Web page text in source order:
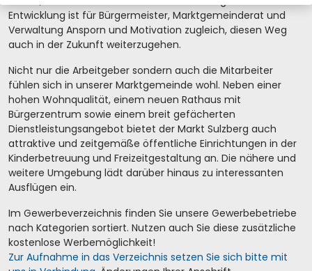
Entwicklung ist für Bürgermeister, Marktgemeinderat und
Verwaltung Ansporn und Motivation zugleich, diesen Weg
auch in der Zukunft weiterzugehen.
Nicht nur die Arbeitgeber sondern auch die Mitarbeiter
fühlen sich in unserer Marktgemeinde wohl. Neben einer
hohen Wohnqualität, einem neuen Rathaus mit
Bürgerzentrum sowie einem breit gefächerten
Dienstleistungsangebot bietet der Markt Sulzberg auch
attraktive und zeitgemäße öffentliche Einrichtungen in der
Kinderbetreuung und Freizeitgestaltung an. Die nähere und
weitere Umgebung lädt darüber hinaus zu interessanten
Ausflügen ein.
Im Gewerbeverzeichnis finden Sie unsere Gewerbebetriebe
nach Kategorien sortiert. Nutzen auch Sie diese zusätzliche
kostenlose Werbemöglichkeit!
Zur Aufnahme in das Verzeichnis setzen Sie sich bitte mit